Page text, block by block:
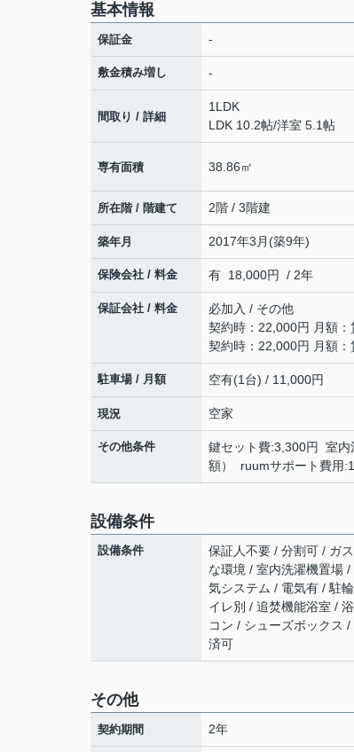
基本情報
保証金 -
敷金積み増し -
間取り / 詳細
1LDK
LDK 10.2帖/洋室 5.1帖
専有面積 38.86㎡
所在階 / 階建て 2階 / 3階建
築年月 2017年3月(築9年)
保険会社 / 料金 有 18,000円 / 2年
保証会社 / 料金
必加入 / その他
契約時：22,000円 月額
契約時：22,000円 月額
駐車場 / 月額 空有(1台) / 11,000円
現況 空家
その他条件
鍵セット費:3,300円 室
額） ruumサポート費用
設備条件
設備条件
保証人不要 / 分割可 / ガ
な環境 / 室内洗濯機置場
気システム / 電気有 / 駐
イレ別 / 追焚機能浴室 /
コン / シューズボックス
済可
その他
契約期間 2年